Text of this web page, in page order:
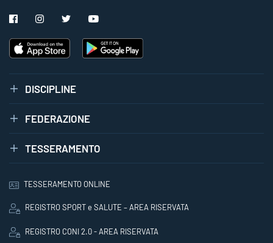
DISCIPLINE
FEDERAZIONE
TESSERAMENTO
TESSERAMENTO ONLINE
REGISTRO SPORT e SALUTE – AREA RISERVATA
REGISTRO CONI 2.0 - AREA RISERVATA